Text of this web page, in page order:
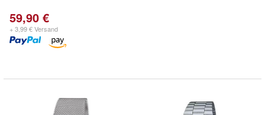
59,90 €
+ 3,99 € Versand